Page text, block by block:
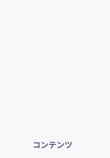
コンテンツ